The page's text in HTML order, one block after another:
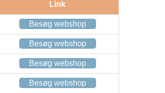
Link
Besøg webshop
Besøg webshop
Besøg webshop
Besøg webshop